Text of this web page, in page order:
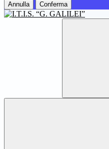
Annulla Conferma